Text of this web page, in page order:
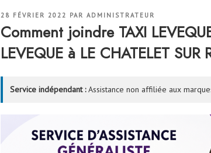
PUBLIÉ
28 FÉVRIER 2022 PAR ADMINISTRATEUR
Comment joindre TAXI
LEVEQUE à LE CHATELET SUR
Service indépendant :Assistance non affiliée aux